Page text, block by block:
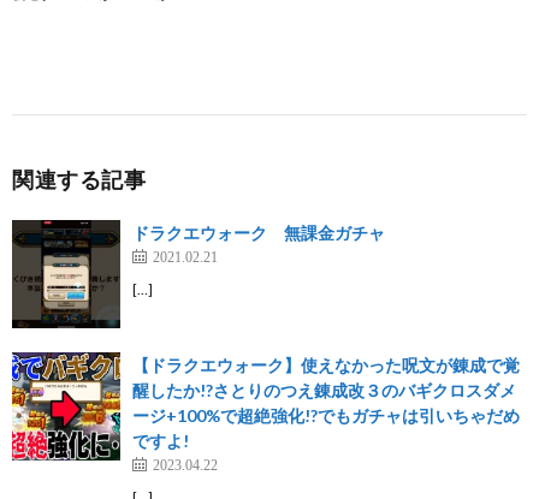
関連する記事
ドラクエウォーク 無課金ガチャ
2021.02.21
[…]
【ドラクエウォーク】使えなかった呪文が錬成で覚
醒したか!?さとりのつえ錬成改３のバギクロスダメ
ージ+100%で超絶強化!?でもガチャは引いちゃだめ
ですよ!
2023.04.22